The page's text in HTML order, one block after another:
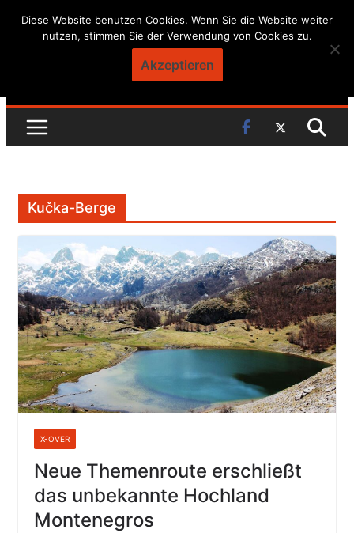
Skip
Kučka-Berge
X-OVER
Neue Themenroute erschließt
das unbekannte Hochland
Montenegros
Diese Website benutzen Cookies. Wenn Sie die Website weiter
nutzen, stimmen Sie der Verwendung von Cookies zu.
Akzeptieren